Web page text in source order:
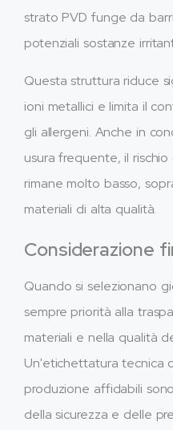
strato PVD funge da
potenziali sostanze
Questa struttura riduce
ioni metallici e limita il
gli allergeni. Anche in
usura frequente, il
rimane molto basso,
materiali di alta qualità.
Considerazione
Quando si selezionano
sempre priorità alla
materiali e nella qualità
Un'etichettatura tecnica
produzione affidabili
della sicurezza e delle